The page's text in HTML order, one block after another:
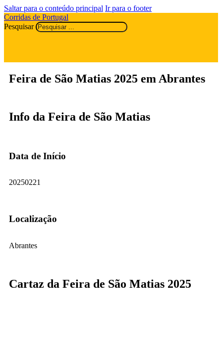
Saltar para o conteúdo principal Ir para o footer
Corridas de Portugal
Pesquisar
Feira de São Matias 2025 em Abrantes
Info da Feira de São Matias
Data de Início
20250221
Localização
Abrantes
Cartaz da Feira de São Matias 2025